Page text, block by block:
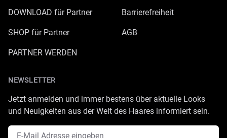
DOWNLOAD für Partner
SHOP für Partner
PARTNER WERDEN
Barrierefreiheit
AGB
NEWSLETTER
Jetzt anmelden und immer bestens über aktuelle Looks
und Neuigkeiten aus der Welt des Haares informiert sein.
E-Mail Adresse